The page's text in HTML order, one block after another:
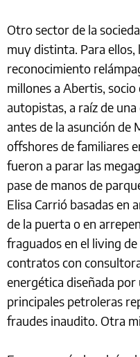
Otro sector de la
muy distinta. Para ellos,
reconocimiento
millones a Abertis,
autopistas, a raíz de
antes de la asunción de
offshores de familiares
fueron a parar las
pase de manos de
Elisa Carrió basadas en
de la puerta o en
fraguados en el living
contratos con
energética diseñada
principales petroleras
fraudes inaudito. Otra